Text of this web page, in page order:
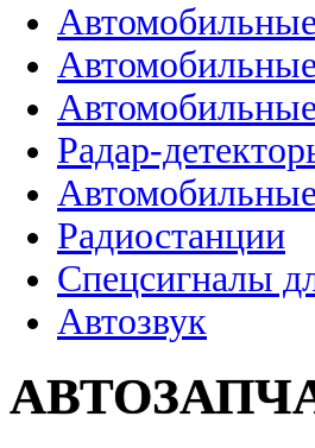
Радар-
Радиостанции
Спецсигналы
Автозвук